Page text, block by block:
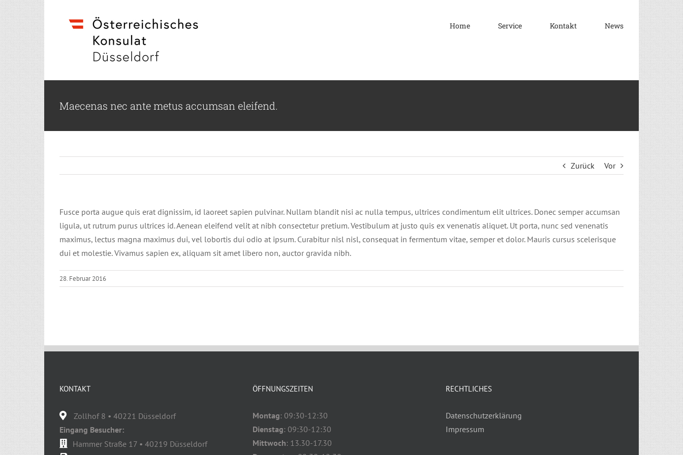
Home Service Kontakt News
Maecenas nec ante metus accumsan eleifend.
Zurück Vor
Fusce porta augue quis erat dignissim, id laoreet sapien pulvinar. Nullam blandit nisi ac nulla tempus, ultrices condimentum elit ultrices. Donec semper accumsan
ligula, ut rutrum purus ultrices id. Aenean eleifend velit at nibh consectetur pretium. Vestibulum at justo quis ex venenatis aliquet. Ut porta, nunc sed venenatis
maximus, lectus magna maximus dui, vel lobortis dui odio at ipsum. Curabitur nisl nisl, consequat in fermentum vitae, semper et dolor. Mauris cursus scelerisque
dui et molestie. Vivamus sapien ex, aliquam sit amet libero non, auctor gravida nibh.
28. Februar 2016
KONTAKT
Zollhof 8 • 40221 Düsseldorf
Eingang Besucher:
Hammer Straße 17 • 40219 Düsseldorf
ÖFFNUNGSZEITEN
Montag: 09:30-12:30
Dienstag: 09:30-12:30
Mittwoch: 13.30-17.30
RECHTLICHES
Datenschutzerklärung
Impressum